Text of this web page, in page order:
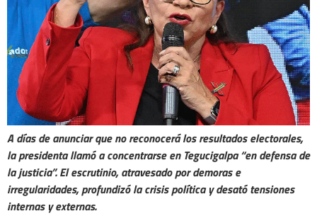
A días de anunciar que no reconocerá los resultados electorales,
la presidenta llamó a concentrarse en Tegucigalpa “en defensa de
la justicia”. El escrutinio, atravesado por demoras e
irregularidades, profundizó la crisis política y desató tensiones
internas y externas.